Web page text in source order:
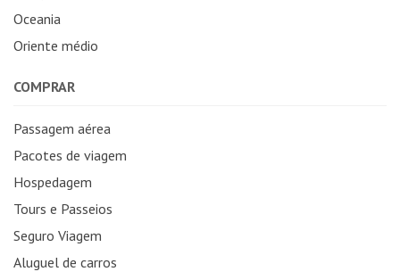
Oceania
Oriente médio
COMPRAR
Passagem aérea
Pacotes de viagem
Hospedagem
Tours e Passeios
Seguro Viagem
Aluguel de carros